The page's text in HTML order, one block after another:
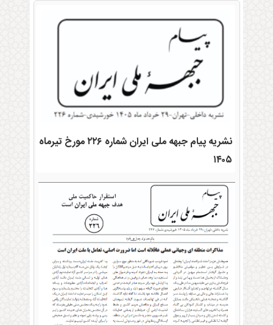
نشریه پیام جبهه ملی ایران شماره ۲۲۶ مورخ تیرماه
۱۴۰۵